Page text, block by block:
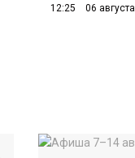
12:25 06 августа